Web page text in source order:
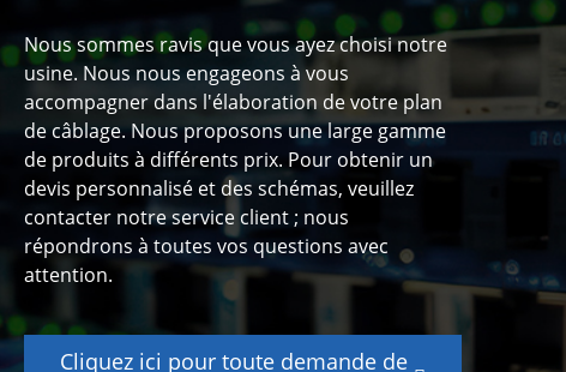
Nous sommes ravis que vous ayez choisi notre
usine. Nous nous engageons à vous
accompagner dans l'élaboration de votre plan
de câblage. Nous proposons une large gamme
de produits à différents prix. Pour obtenir un
devis personnalisé et des schémas, veuillez
contacter notre service client ; nous
répondrons à toutes vos questions avec
attention.
Cliquez ici pour toute demande de